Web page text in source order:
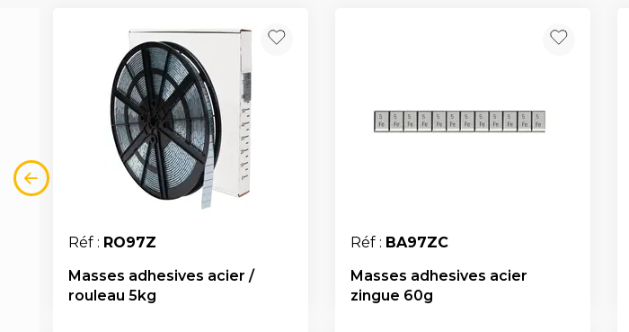
Réf : RO97Z
Masses adhesives acier /
rouleau 5kg
Réf : BA97ZC
Masses adhesives acier
zingue 60g